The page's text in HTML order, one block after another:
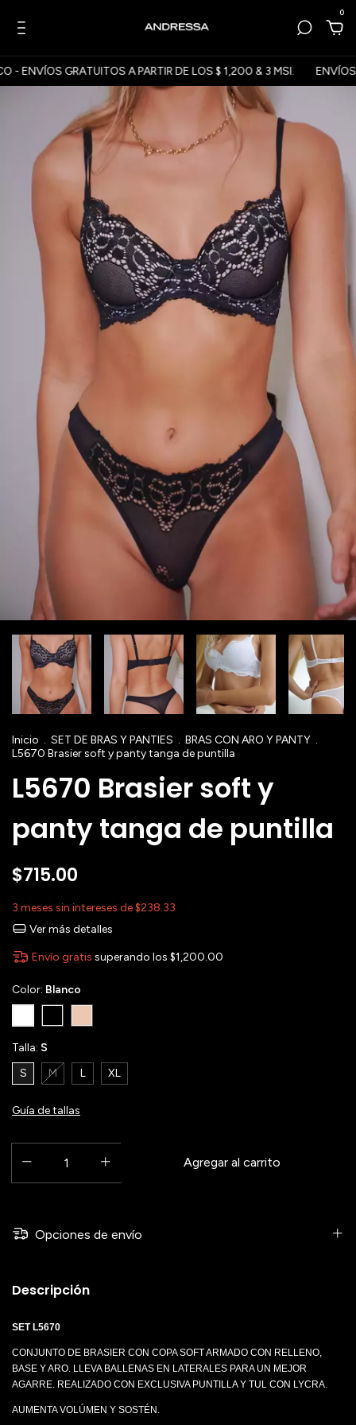
0
GRATUITOS A PARTIR DE LOS $ 1,200 & 3 MSI. ENVÍOS A
Inicio . SET DE BRAS Y PANTIES . BRAS CON ARO Y PANTY .
L5670 Brasier soft y panty tanga de puntilla
L5670 Brasier soft y
panty tanga de puntilla
$715.00
3 meses sin intereses de$238.33
Ver más detalles
Envío gratis superando los$1,200.00
Color: Blanco
Talla: S
S
M L XL
Guía de tallas
Opciones de envío
Descripción
SET L5670
CONJUNTO DE BRASIER CON COPA SOFT ARMADO CON RELLENO,
BASE Y ARO. LLEVA BALLENAS EN LATERALES PARA UN MEJOR
AGARRE. REALIZADO CON EXCLUSIVA PUNTILLA Y TUL CON LYCRA.
AUMENTA VOLÚMEN Y SOSTÉN.